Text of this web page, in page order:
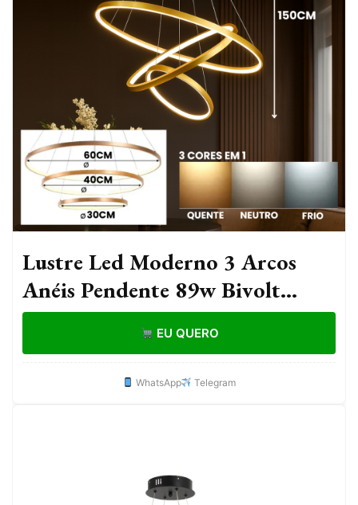
Lustre Led Moderno 3 Arcos
Anéis Pendente 89w Bivolt
110v/22
EU QUERO
WhatsApp Telegram